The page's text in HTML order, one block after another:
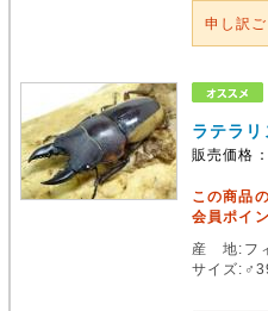
申し訳
ラテラ
販売価格
この商品
会員ポイ
産 地:フ
サイズ